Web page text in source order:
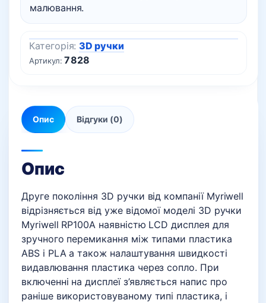
малювання.
Артикул:7828
Категорія: 3D ручки
Опис Відгуки (0)
Опис
Друге покоління 3D ручки від компанії Myriwell
відрізняється від уже відомої моделі 3D ручки
Myriwell RP100A наявністю LCD дисплея для
зручного перемикання між типами пластика
ABS і PLA а також налаштування швидкості
видавлювання пластика через сопло. При
включенні на дисплеї з’являється напис про
раніше використовуваному типі пластика, і